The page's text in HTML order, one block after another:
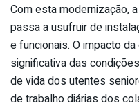
Com esta modernização,
passa a usufruir de
e funcionais. O impacto
significativa das
de vida dos utentes
de trabalho diárias dos